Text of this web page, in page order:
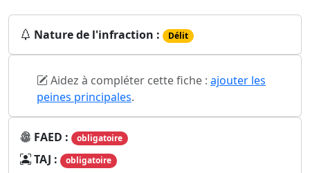
Nature de l'infraction : Délit
Aidez à compléter cette fiche : ajouter les
peines principales.
FAED : obligatoire
TAJ : obligatoire